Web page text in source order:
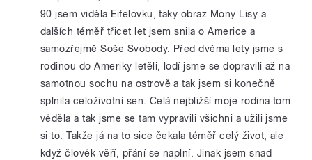
90 jsem viděla Eifelovku, taky obraz Mony Lisy a
dalších téměř třicet let jsem snila o Americe a
samozřejmě Soše Svobody. Před dvěma lety jsme s
rodinou do Ameriky letěli, lodí jsme se dopravili až na
samotnou sochu na ostrově a tak jsem si konečně
splnila celoživotní sen. Celá nejbližší moje rodina tom
věděla a tak jsme se tam vypravili všichni a užili jsme
si to. Takže já na to sice čekala téměř celý život, ale
když člověk věří, přání se naplní. Jinak jsem snad